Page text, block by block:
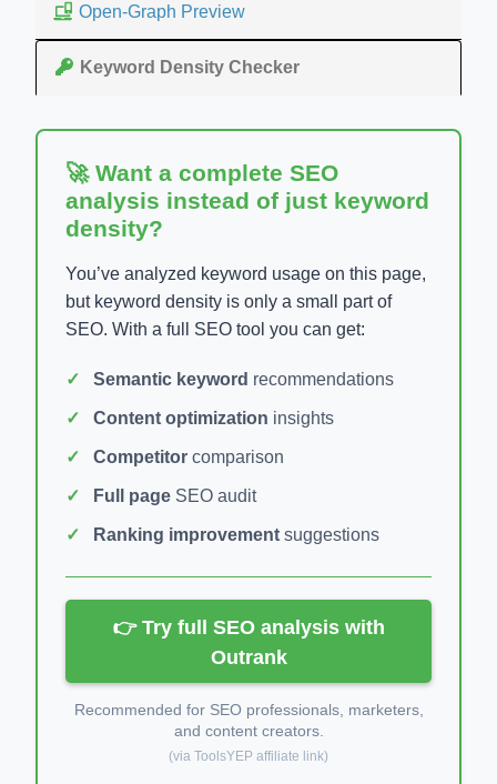
Open-Graph Preview
Keyword Density Checker
🚀 Want a complete SEO
analysis instead of just keyword
density?
You’ve analyzed keyword usage on this page,
but keyword density is only a small part of
SEO. With a full SEO tool you can get:
Semantic keyword recommendations
Content optimization insights
Competitor comparison
Full page SEO audit
Ranking improvement suggestions
👉 Try full SEO analysis with
Outrank
Recommended for SEO professionals, marketers,
and content creators.
(via ToolsYEP affiliate link)